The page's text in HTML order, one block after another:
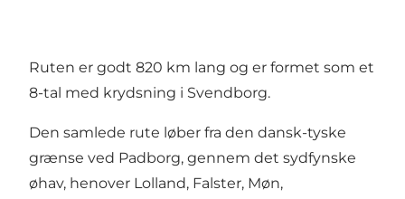
Ruten er godt 820 km lang og er formet som et
8-tal med krydsning i Svendborg.
Den samlede rute løber fra den dansk-tyske
grænse ved Padborg, gennem det sydfynske
øhav, henover Lolland, Falster, Møn,